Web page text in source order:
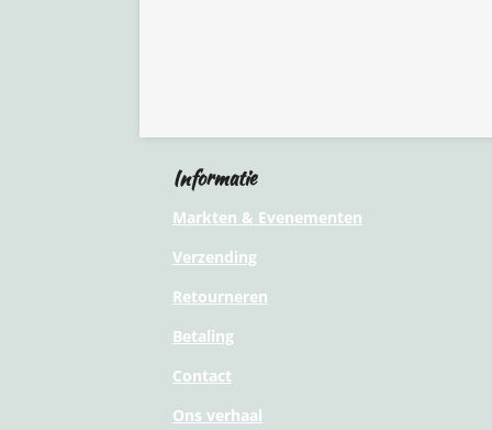
Informatie
Markten & Evenementen
Verzending
Retourneren
Betaling
Contact
Ons verhaal